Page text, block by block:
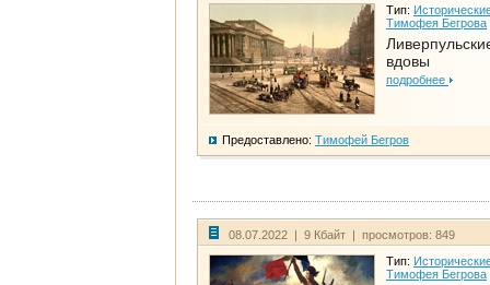
Тип:
Тимофея Бегрова
вдовы
подробнее
Предоставлено: Тимофей Бегров
08.07.2022 | 9 Кбайт | просмотров: 849
Тип:
Тимофея Бегрова